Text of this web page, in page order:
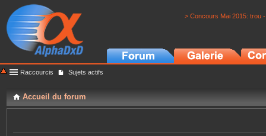
> Concours Mai 2015: trou
Raccourcis Sujets actifs
Accueil du forum